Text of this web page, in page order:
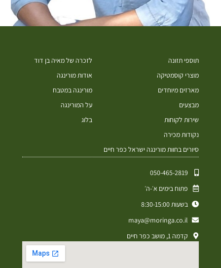
תוספי תזונה
מוצרי קוסמטיקה
מארזים מיוחדים
מבצעים
שירות לקוחות
נקודות מכירה
סיורים בחוות מורינגה ישראל כפר חיים
לזכרה של מאיה בן דוד
אודות מורינגה
מורינגה במטבח
על המורינגה
בלוג
050-465-2819⁩
פתוח בימים א׳-ה׳
בשעות 8:30-15:00
maya@moringa.co.il
קדמה 1, מושב כפר חיים